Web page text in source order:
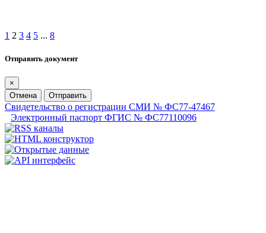
1 2 3 4 5 ... 8
Отправить документ
×
Отмена
Отправить
Свидетельство о регистрации СМИ № ФС77-47467
Электронный паспорт ФГИС № ФС77110096